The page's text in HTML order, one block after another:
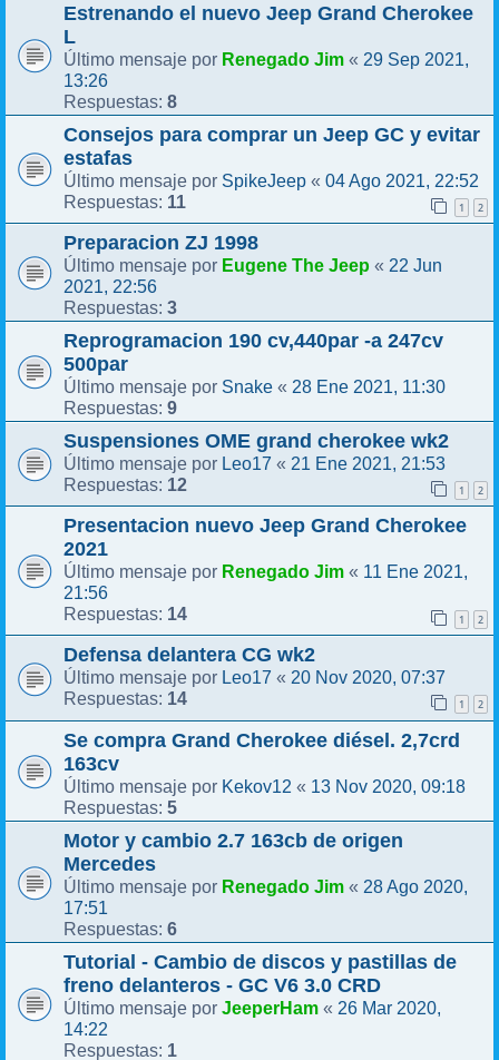
Estrenando el nuevo Jeep Grand Cherokee
L
Último mensaje por Renegado Jim « 29 Sep 2021,
13:26
Respuestas: 8
Consejos para comprar un Jeep GC y evitar
estafas
Último mensaje por SpikeJeep « 04 Ago 2021, 22:52
Respuestas: 11 1 2
Preparacion ZJ 1998
Último mensaje por Eugene The Jeep « 22 Jun
2021, 22:56
Respuestas: 3
Reprogramacion 190 cv,440par -a 247cv
500par
Último mensaje por Snake « 28 Ene 2021, 11:30
Respuestas: 9
Suspensiones OME grand cherokee wk2
Último mensaje por Leo17 « 21 Ene 2021, 21:53
Respuestas: 12 1 2
Presentacion nuevo Jeep Grand Cherokee
2021
Último mensaje por Renegado Jim « 11 Ene 2021,
21:56
Respuestas: 14 1 2
Defensa delantera CG wk2
Último mensaje por Leo17 « 20 Nov 2020, 07:37
Respuestas: 14 1 2
Se compra Grand Cherokee diésel. 2,7crd
163cv
Último mensaje por Kekov12 « 13 Nov 2020, 09:18
Respuestas: 5
Motor y cambio 2.7 163cb de origen
Mercedes
Último mensaje por Renegado Jim « 28 Ago 2020,
17:51
Respuestas: 6
Tutorial - Cambio de discos y pastillas de
freno delanteros - GC V6 3.0 CRD
Último mensaje por JeeperHam « 26 Mar 2020,
14:22
Respuestas: 1